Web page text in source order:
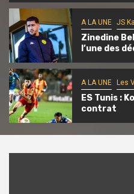
A LA UNE JS
Zinedine
l’une des
A LA UNE Les
ES Tunis :
contrat